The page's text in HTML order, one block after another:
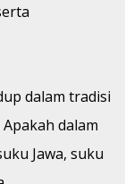
dalam tradisi
dalam
Jawa, suku